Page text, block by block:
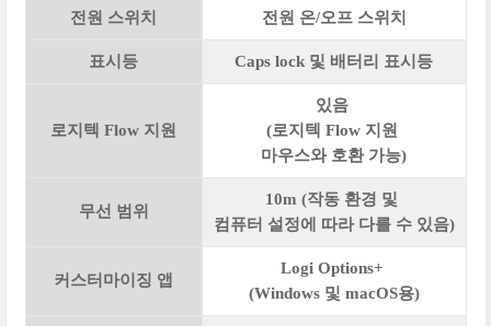
전원 스위치 전원 온/오프 스위치
표시등 Caps lock 및 배터리 표시등
로지텍 Flow 지원
있음
(로지텍 Flow 지원
마우스와 호환 가능)
무선 범위
10m (작동 환경 및
컴퓨터 설정에 따라 다를 수 있음)
커스터마이징 앱
Logi Options+
(Windows 및 macOS용)